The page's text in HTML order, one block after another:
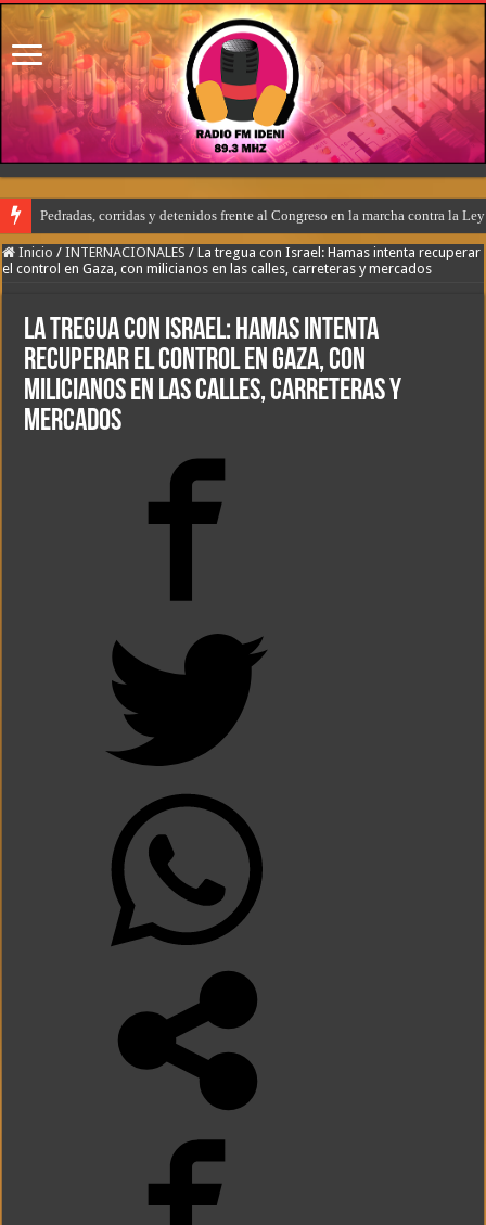
Pedradas, corridas y detenidos frente al Congreso en la marcha contra la
Inicio / INTERNACIONALES / La tregua con Israel: Hamas intenta recuperar
el control en Gaza, con milicianos en las calles, carreteras y mercados
La tregua con Israel: Hamas intenta
recuperar el control en Gaza, con
milicianos en las calles, carreteras y
mercados